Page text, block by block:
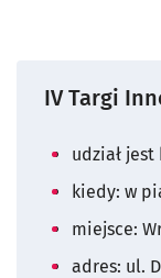
IV Targi
udział jest
kiedy: w
miejsce:
adres: ul.